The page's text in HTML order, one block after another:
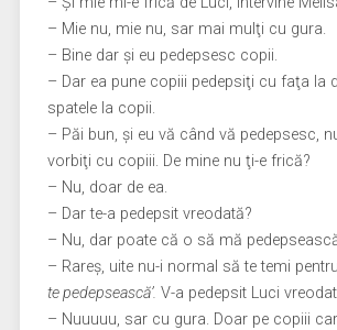
– Mie nu, mie nu, sar mai mulţi cu gura.
– Bine dar şi eu pedepsesc copii.
– Dar ea pune copiii pedepsiţi cu faţa la
spatele la copii.
– Păi bun, şi eu vă când vă pedepsesc,
vorbiţi cu copiii. De mine nu ţi-e frică?
– Nu, doar de ea.
– Dar te-a pedepsit vreodată?
– Nu, dar poate că o să mă
– Rareş, uite nu-i normal să te temi
te pedepsească’. V-a pedepsit Luci
– Nuuuuu, sar cu gura. Doar pe copiii